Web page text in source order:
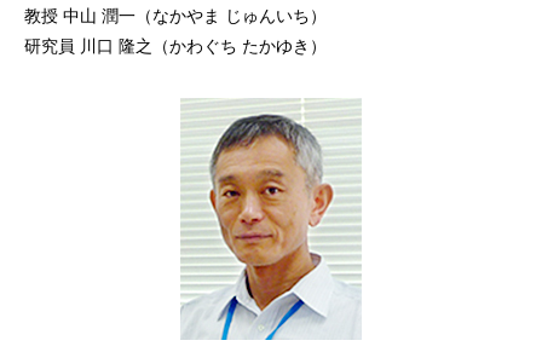
教授 中山 潤一（なかやま じゅんいち）
研究員 川口 隆之（かわぐち たかゆき）